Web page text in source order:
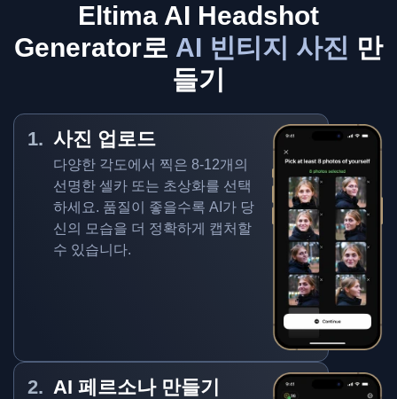
Eltima AI Headshot
Generator로 AI 빈티지 사진 만
들기
사진 업로드
다양한 각도에서 찍은 8-12개의
선명한 셀카 또는 초상화를 선택
하세요. 품질이 좋을수록 AI가 당
신의 모습을 더 정확하게 캡처할
수 있습니다.
AI 페르소나 만들기